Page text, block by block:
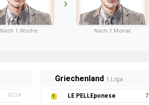
Nach 1 Woche Nach 1 Monat
92:24
Griechenland 1.Liga
1 LE PELLEponese